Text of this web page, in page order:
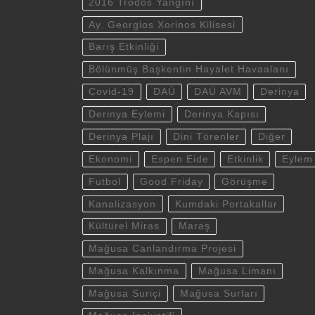
2016 Trodos Yangını
Ay. Georgios Xorinos Kilisesi
Barış Etkinliği
Bölünmüş Başkentin Hayalet Havaalanı
Covid-19 DAÜ DAÜ AVM Derinya
Derinya Eylemi Derinya Kapısı
Derinya Plajı Dini Törenler Diğer
Ekonomi Espen Eide Etkinlik Eylem
Futbol Good Friday Görüşme
Kanalizasyon Kumdaki Portakallar
Kültürel Miras Maraş
Mağusa Canlandırma Projesi
Mağusa Kalkınma Mağusa Limanı
Mağusa Suriçi Mağusa Surları